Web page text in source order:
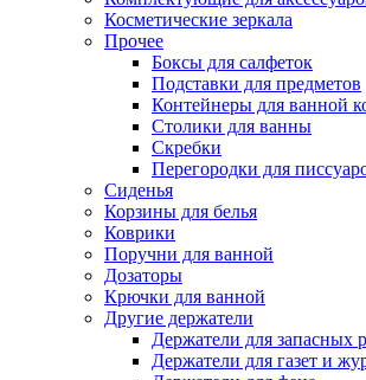
Косметические зеркала
Прочее
Боксы для салфеток
Подставки для предметов
Контейнеры для ванной
Столики для ванны
Скребки
Перегородки для
Сиденья
Корзины для белья
Коврики
Поручни для ванной
Дозаторы
Крючки для ванной
Другие держатели
Держатели для запасных
Держатели для газет и